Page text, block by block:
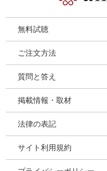
無料試聴
ご注文方法
質問と答え
掲載情報・取材
法律の表記
サイト利用規約